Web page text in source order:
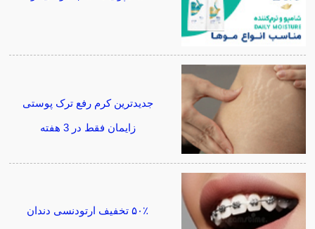
جدیدترین کرم رفع ترک پوستی
زایمان فقط در 3 هفته
۵۰٪ تخفیف ارتودنسی دندان